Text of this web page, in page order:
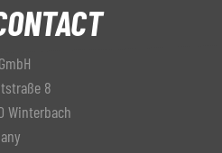
8
Winterbach